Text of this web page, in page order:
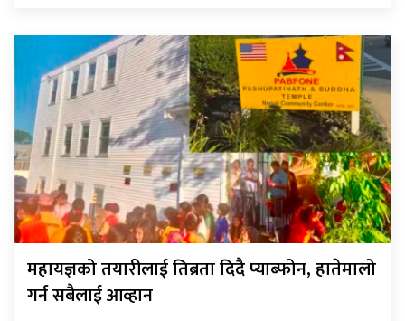
महायज्ञको तयारीलाई तिब्रता दिदै प्याब्फोन, हातेमालो
गर्न सबैलाई आव्हान